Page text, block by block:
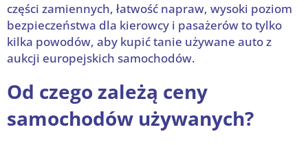
części zamiennych, łatwość napraw, wysoki poziom
bezpieczeństwa dla kierowcy i pasażerów to tylko
kilka powodów, aby kupić tanie używane auto z
aukcji europejskich samochodów.
Od czego zależą ceny
samochodów używanych?